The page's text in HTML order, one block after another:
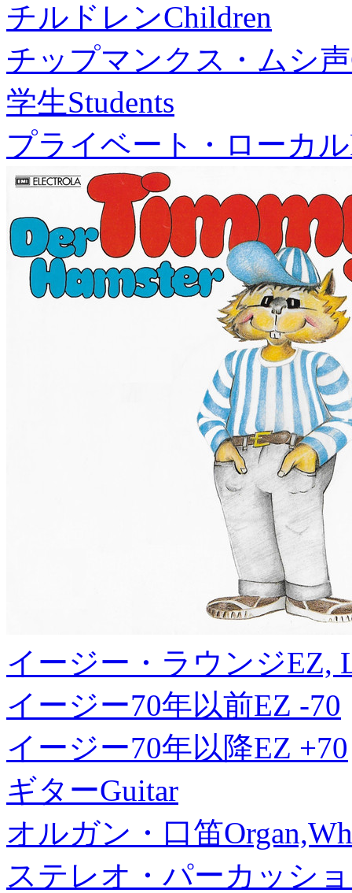
チルドレンChildren
チップマンクス・ムシ声
学生Students
プライベート・ローカル
イージー・ラウンジEZ,
イージー70年以前EZ -70
イージー70年以降EZ +70
ギターGuitar
オルガン・口笛
ステレオ・パーカッシ